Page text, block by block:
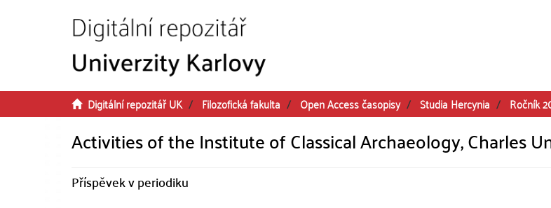
Digitální repozitář UK Filozofická fakulta Open Access časopisy Studia Hercynia Ročník
Activities of the Institute of Classical Archaeology, Charles
Příspěvek v periodiku